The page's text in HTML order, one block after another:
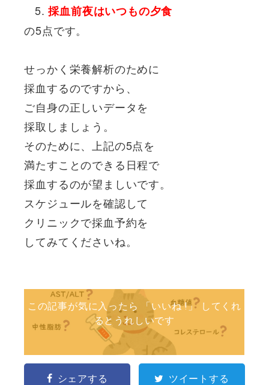
採血前夜はいつもの夕食
の5点です。
せっかく栄養解析のために
採血するのですから、
ご自身の正しいデータを
採取しましょう。
そのために、上記の5点を
満たすことのできる日程で
採血するのが望ましいです。
スケジュールを確認して
クリニックで採血予約を
してみてくださいね。
この記事が気に入ったら 「いいね !」 してくれ
るとうれしいです
シェアする ツイートする